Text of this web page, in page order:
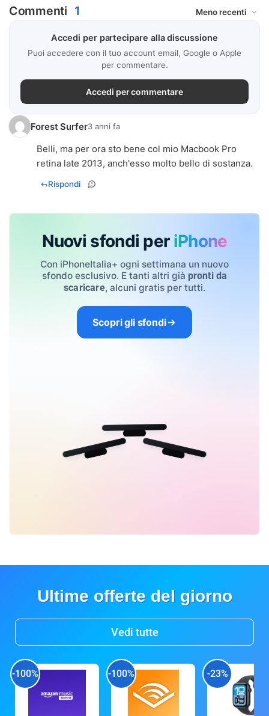
Commenti 1
Accedi per partecipare alla discussione
Puoi accedere con il tuo account email, Google o Apple
per commentare.
Accedi per commentare
Forest Surfer3 anni fa
Belli, ma per ora sto bene col mio Macbook Pro
retina late 2013, anch'esso molto bello di sostanza.
Rispondi
Nuovi sfondi per iPhone
Con iPhoneItalia+ ogni settimana un nuovo
sfondo esclusivo. E tanti altri già pronti da
scaricare, alcuni gratis per tutti.
Scopri gli sfondi
Ultime offerte del giorno
Vedi tutte
-100% -100% -23%